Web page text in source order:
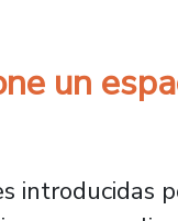
un
introducidas